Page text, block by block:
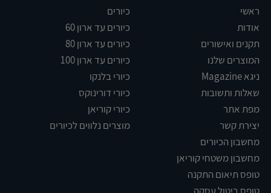
ראשי
אודות
תקנים ואישורים
המוצרים שלנו
ניגא Magazine
שאלות ותשובות
מפת אתר
יצירת קשר
מחשבון הכיורים
מחשבון משטחי קוריאן
טופס תיאום התקנה
כיורים
כיורים עד ארון 60
כיורים עד ארון 80
כיורים עד ארון 100
כיורי בלנקו
כיורי דורינוקס
כיורי קוריאן
מוצרים נלווים לכיורים